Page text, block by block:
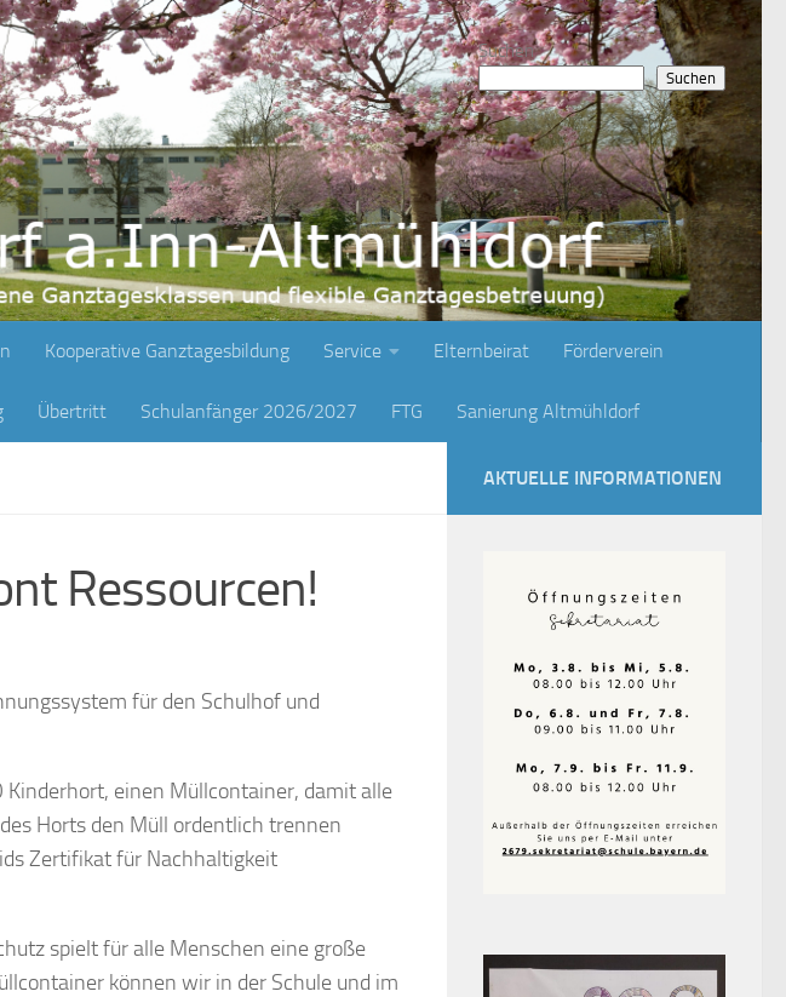
Suchen
Suchen
Kooperative Ganztagesbildung Service Elternbeirat Förderverein
Übertritt Schulanfänger 2026/2027 FTG Sanierung Altmühldorf
Ressourcen!
für den Schulhof und
einen Müllcontainer, damit alle
Horts den Müll ordentlich trennen
Zertifikat für Nachhaltigkeit
spielt für alle Menschen eine große
können wir in der Schule und im
AKTUELLE INFORMATIONEN